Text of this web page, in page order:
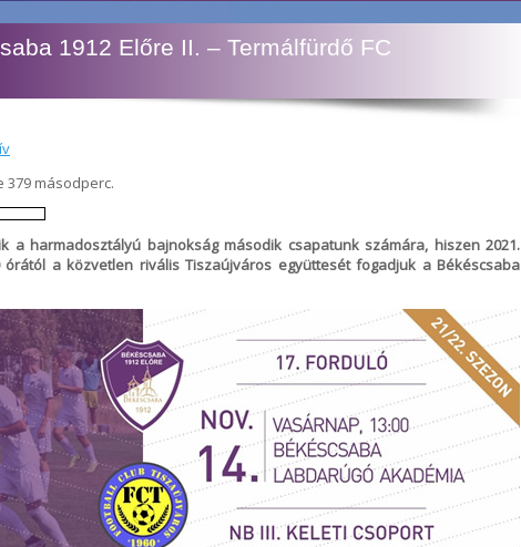
1912 Előre II. – Termálfürdő FC
másodperc.
a harmadosztályú bajnokság második csapatunk számára, hiszen 2021.
órától a közvetlen rivális Tiszaújváros együttesét fogadjuk a Békéscsaba